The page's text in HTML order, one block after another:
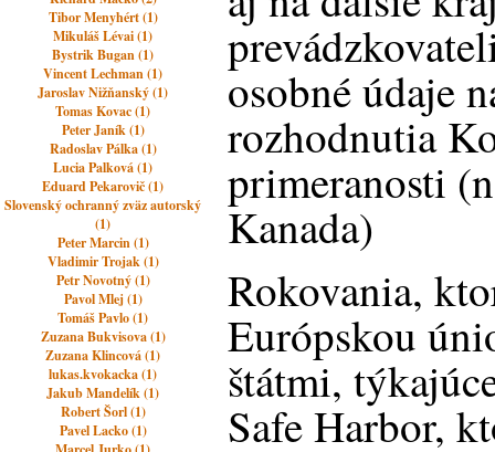
Tibor Menyhért (1)
Mikuláš Lévai (1)
Bystrik Bugan (1)
Vincent Lechman (1)
Jaroslav Nižňanský (1)
Tomas Kovac (1)
Peter Janík (1)
Radoslav Pálka (1)
Lucia Palková (1)
Eduard Pekarovič (1)
Slovenský ochranný zväz autorský
(1)
Peter Marcin (1)
Vladimir Trojak (1)
Petr Novotný (1)
Pavol Mlej (1)
Tomáš Pavlo (1)
Zuzana Bukvisova (1)
Zuzana Klincová (1)
lukas.kvokacka (1)
Jakub Mandelík (1)
Robert Šorl (1)
Pavel Lacko (1)
osobné údaje
rozhodnutia
primeranosti
Kanada)
Rokovania,
Európskou
štátmi,
Safe Harbor,